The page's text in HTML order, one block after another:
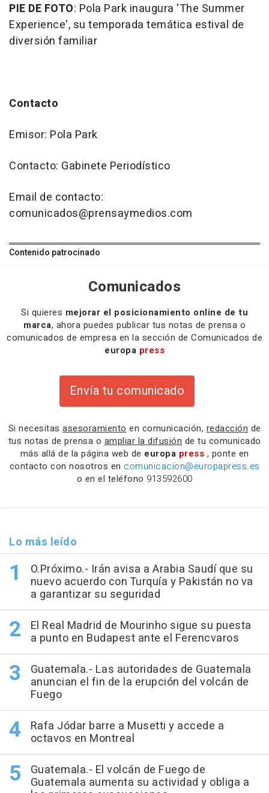
PIE DE FOTO: Pola Park inaugura 'The Summer
Experience', su temporada temática estival de
diversión familiar
Contacto
Emisor: Pola Park
Contacto: Gabinete Periodístico
Email de contacto:
comunicados@prensaymedios.com
Contenido patrocinado
Comunicados
Si quieres mejorar el posicionamiento online de tu
marca, ahora puedes publicar tus notas de prensa o
comunicados de empresa en la sección de Comunicados de
europa press
Envía tu comunicado
Si necesitas asesoramiento en comunicación, redacción de
tus notas de prensa o ampliar la difusión de tu comunicado
más allá de la página web de europa press , ponte en
contacto con nosotros en comunicacion@europapress.es
o en el teléfono 913592600
Lo más leído
O.Próximo.- Irán avisa a Arabia Saudí que su
nuevo acuerdo con Turquía y Pakistán no va
a garantizar su seguridad
El Real Madrid de Mourinho sigue su puesta
a punto en Budapest ante el Ferencvaros
Guatemala.- Las autoridades de Guatemala
anuncian el fin de la erupción del volcán de
Fuego
Rafa Jódar barre a Musetti y accede a
octavos en Montreal
Guatemala.- El volcán de Fuego de
Guatemala aumenta su actividad y obliga a